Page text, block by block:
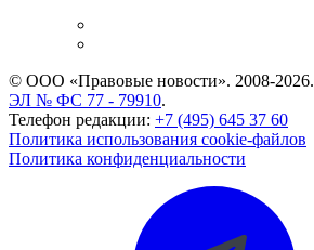
© ООО «Правовые новости». 2008-2026.
ЭЛ № ФС 77 - 79910.
Телефон редакции: +7 (495) 645 37 60
Политика использования cookie-файлов
Политика конфиденциальности